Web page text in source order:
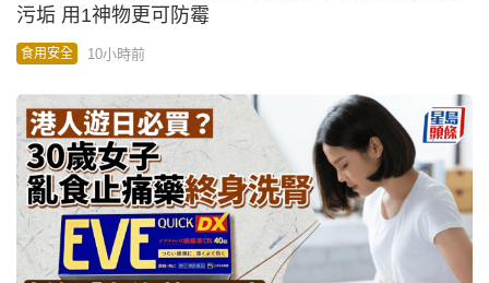
污垢 用1神物更可防霉
食用安全 10小時前